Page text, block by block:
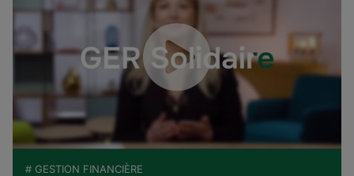
# GESTION FINANCIÈRE